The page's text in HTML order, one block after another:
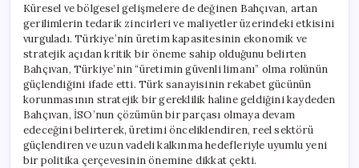
Küresel ve bölgesel gelişmelere de değinen Bahçıvan, artan
gerilimlerin tedarik zincirleri ve maliyetler üzerindeki etkisini
vurguladı. Türkiye’nin üretim kapasitesinin ekonomik ve
stratejik açıdan kritik bir öneme sahip olduğunu belirten
Bahçıvan, Türkiye’nin “üretimin güvenli limanı” olma rolünün
güçlendiğini ifade etti. Türk sanayisinin rekabet gücünün
korunmasının stratejik bir gereklilik haline geldiğini kaydeden
Bahçıvan, İSO’nun çözümün bir parçası olmaya devam
edeceğini belirterek, üretimi önceliklendiren, reel sektörü
güçlendiren ve uzun vadeli kalkınma hedefleriyle uyumlu yeni
bir politika çerçevesinin önemine dikkat çekti.